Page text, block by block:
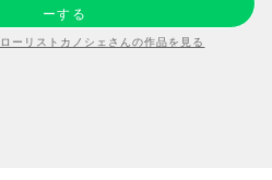
ーする
ーリストカノシェさんの作品を見る